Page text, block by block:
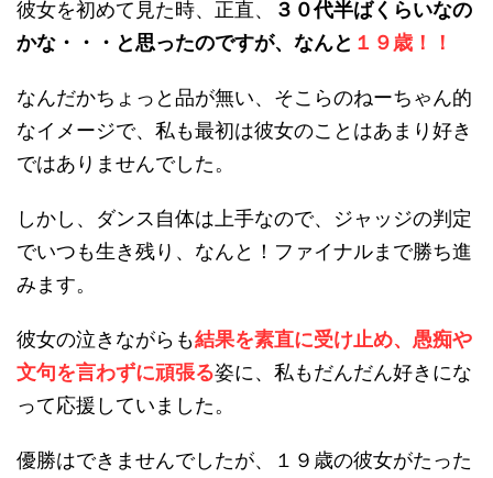
彼女を初めて見た時、正直、
３０代半ばくらいなの
かな・・・と思ったのですが、なんと １９歳 ！！
なんだかちょっと品が無い、そこらのねーちゃん的
なイメージで、私も最初は彼女のことはあまり好き
ではありませんでした。
しかし、ダンス自体は上手なので、ジャッジの判定
でいつも生き残り、なんと！ファイナルまで勝ち進
みます。
彼女の泣きながらも結果を素直に受け止め、愚痴や
文句を言わずに頑張る姿に、私もだんだん好きにな
って応援していました。
優勝はできませんでしたが、１９歳の彼女がたった